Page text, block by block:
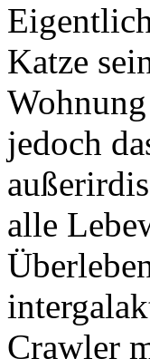
Katze
jedoch
alle
Crawler